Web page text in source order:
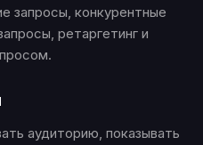
запросы, конкурентные
ретаргетинг и
аудиторию, показывать